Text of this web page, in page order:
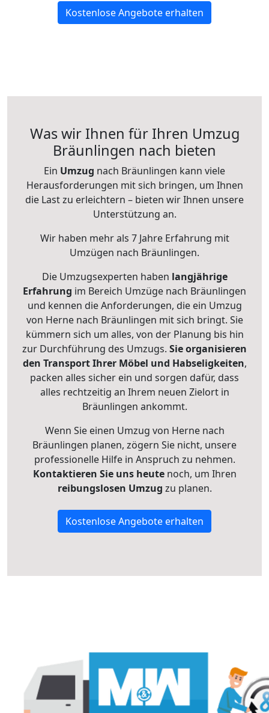
Kostenlose Angebote erhalten
Was wir Ihnen für Ihren Umzug
Bräunlingen nach bieten
Ein Umzug nach Bräunlingen kann viele
Herausforderungen mit sich bringen, um Ihnen
die Last zu erleichtern – bieten wir Ihnen unsere
Unterstützung an.
Wir haben mehr als 7 Jahre Erfahrung mit
Umzügen nach Bräunlingen.
Die Umzugsexperten haben langjährige
Erfahrung im Bereich Umzüge nach Bräunlingen
und kennen die Anforderungen, die ein Umzug
von Herne nach Bräunlingen mit sich bringt. Sie
kümmern sich um alles, von der Planung bis hin
zur Durchführung des Umzugs. Sie organisieren
den Transport Ihrer Möbel und Habseligkeiten,
packen alles sicher ein und sorgen dafür, dass
alles rechtzeitig an Ihrem neuen Zielort in
Bräunlingen ankommt.
Wenn Sie einen Umzug von Herne nach
Bräunlingen planen, zögern Sie nicht, unsere
professionelle Hilfe in Anspruch zu nehmen.
Kontaktieren Sie uns heutenoch, um Ihren
reibungslosen Umzug zu planen.
Kostenlose Angebote erhalten